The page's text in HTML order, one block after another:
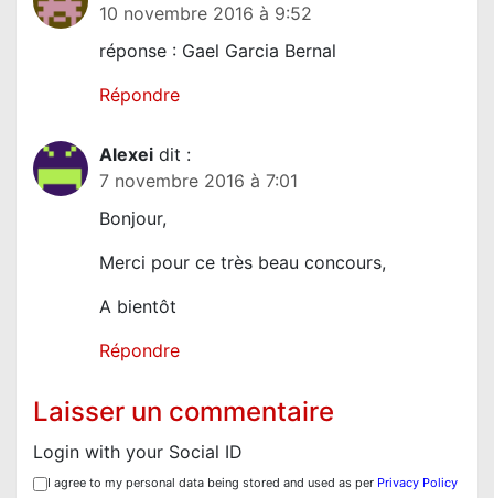
10 novembre 2016 à 9:52
réponse : Gael Garcia Bernal
Répondre
Alexei dit :
7 novembre 2016 à 7:01
Bonjour,
Merci pour ce très beau concours,
A bientôt
Répondre
Laisser un commentaire
Login with your Social ID
I agree to my personal data being stored and used as per Privacy Policy